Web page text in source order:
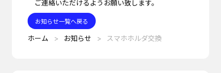
ご連絡いただけるようお願い致します。
お知らせ一覧へ戻る
ホーム お知らせ スマホホルダ交換